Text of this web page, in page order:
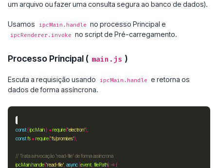
um arquivo ou fazer uma consulta segura ao banco de dados).
Usamos ipcMain.handle no processo Principal e
ipcRenderer.invoke no script de Pré-carregamento.
Processo Principal ( main.js )
Escuta a requisição usando ipcMain.handle e retorna os
dados de forma assíncrona.
const { ipcMain } =require('electron'
constfs =require('fs/promises'
ipcMainhandle('read-file' async (event filePath